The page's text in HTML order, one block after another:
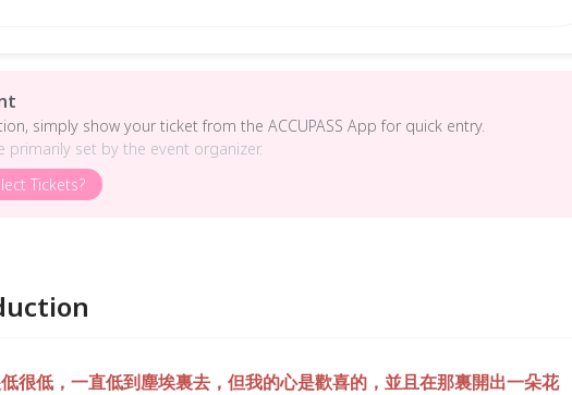
simply show your ticket from the ACCUPASS App for quick entry.
primarily set by the event organizer.
Tickets?
低很低，一直低到塵埃裏去，但我的心是歡喜的，並且在那裏開出一朵花